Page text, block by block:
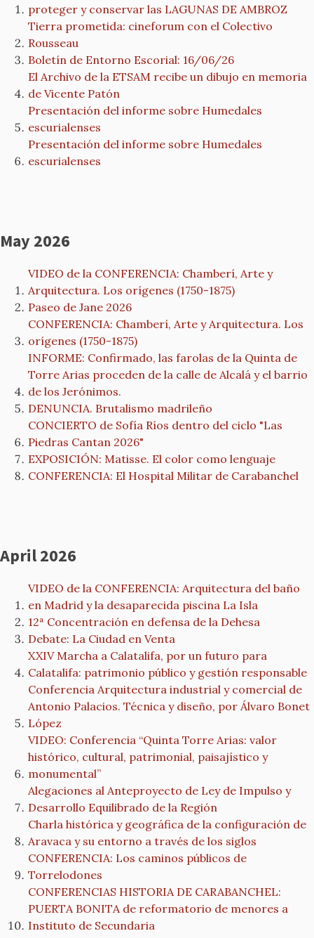
proteger y conservar las LAGUNAS DE AMBROZ
Tierra prometida: cineforum con el Colectivo
Rousseau
Boletín de Entorno Escorial: 16/06/26
El Archivo de la ETSAM recibe un dibujo en memoria
de Vicente Patón
Presentación del informe sobre Humedales
escurialenses
Presentación del informe sobre Humedales
escurialenses
May 2026
VIDEO de la CONFERENCIA: Chamberí, Arte y
Arquitectura. Los orígenes (1750-1875)
Paseo de Jane 2026
CONFERENCIA: Chamberí, Arte y Arquitectura. Los
orígenes (1750-1875)
INFORME: Confirmado, las farolas de la Quinta de
Torre Arias proceden de la calle de Alcalá y el barrio
de los Jerónimos.
DENUNCIA. Brutalismo madrileño
CONCIERTO de Sofía Ríos dentro del ciclo "Las
Piedras Cantan 2026"
EXPOSICIÓN: Matisse. El color como lenguaje
CONFERENCIA: El Hospital Militar de Carabanchel
April 2026
VIDEO de la CONFERENCIA: Arquitectura del baño
en Madrid y la desaparecida piscina La Isla
12ª Concentración en defensa de la Dehesa
Debate: La Ciudad en Venta
XXIV Marcha a Calatalifa, por un futuro para
Calatalifa: patrimonio público y gestión responsable
Conferencia Arquitectura industrial y comercial de
Antonio Palacios. Técnica y diseño, por Álvaro Bonet
López
VIDEO: Conferencia “Quinta Torre Arias: valor
histórico, cultural, patrimonial, paisajístico y
monumental”
Alegaciones al Anteproyecto de Ley de Impulso y
Desarrollo Equilibrado de la Región
Charla histórica y geográfica de la configuración de
Aravaca y su entorno a través de los siglos
CONFERENCIA: Los caminos públicos de
Torrelodones
CONFERENCIAS HISTORIA DE CARABANCHEL:
PUERTA BONITA de reformatorio de menores a
Instituto de Secundaria